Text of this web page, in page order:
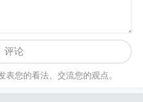
评论
您的看法、交流您的观点。